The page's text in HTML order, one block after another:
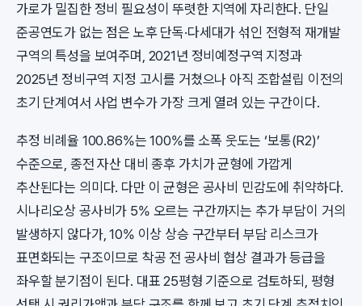
가로가 밀집한 정비 필요성이 뚜렷한 지역에 자리한다. 단일
준공연도가 없는 점은 노후 단독·다세대가 섞인 전형적 재개발
구역의 특성을 보여주며, 2021년 정비예정구역 지정과
2025년 정비구역 지정 고시를 거쳤으나 아직 조합설립 이전의
초기 단계여서 사업 변수가 가장 크게 열려 있는 구간이다.
추정 비례율 100.86%는 100%를 소폭 웃도는 ‘보통(R2)’
수준으로, 종전 자산 대비 종후 가치가 균형에 가깝게
추산된다는 의미다. 다만 이 균형은 공사비 민감도에 취약하다.
시나리오상 공사비가 5% 오르는 구간까지는 추가 부담이 거의
발생하지 않다가, 10% 이상 상승 구간부터 부담 리스크가
표면화되는 구조이므로 착공 전 공사비 협상 결과가 등급을
좌우할 분기점이 된다. 대표 25평형 기준으로 검토하되, 평형